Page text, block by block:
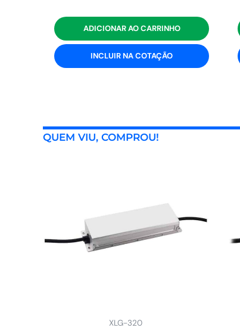
ADICIONAR AO CARRINHO
INCLUIR NA COTAÇÃO
QUEM VIU, COMPROU!
XLG-320